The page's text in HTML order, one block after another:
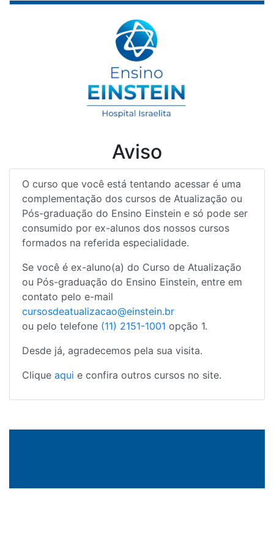
Aviso
O curso que você está tentando acessar é uma
complementação dos cursos de Atualização ou
Pós-graduação do Ensino Einstein e só pode ser
consumido por ex-alunos dos nossos cursos
formados na referida especialidade.
Se você é ex-aluno(a) do Curso de Atualização
ou Pós-graduação do Ensino Einstein, entre em
contato pelo e-mail
cursosdeatualizacao@einstein.br
ou pelo telefone (11) 2151-1001 opção 1.
Desde já, agradecemos pela sua visita.
Clique aqui e confira outros cursos no site.